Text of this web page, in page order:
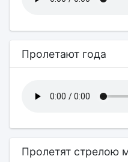
Пролетают года
Пролетят стрелою